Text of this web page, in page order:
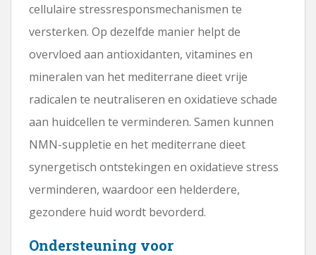
cellulaire stressresponsmechanismen te
versterken. Op dezelfde manier helpt de
overvloed aan antioxidanten, vitamines en
mineralen van het mediterrane dieet vrije
radicalen te neutraliseren en oxidatieve schade
aan huidcellen te verminderen. Samen kunnen
NMN-suppletie en het mediterrane dieet
synergetisch ontstekingen en oxidatieve stress
verminderen, waardoor een helderdere,
gezondere huid wordt bevorderd.
Ondersteuning voor